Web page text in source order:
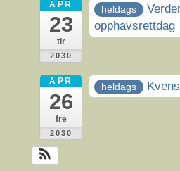
APR
23
tir
2030
heldags
opphavsrettdag
APR
26
fre
2030
heldags